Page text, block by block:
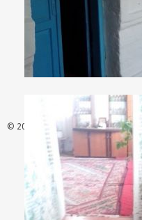
© 2026 - АН "Жилье"ООО